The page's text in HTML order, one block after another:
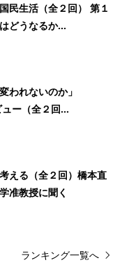
民生活（全２回） 第１
どうなるか...
変われないのか」
ー（全２回...
える（全２回）橋本直
准教授に聞く
ランキング一覧へ